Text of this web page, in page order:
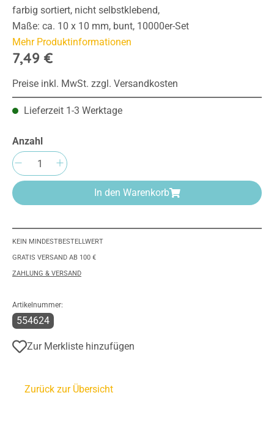
farbig sortiert, nicht selbstklebend,
Maße: ca. 10 x 10 mm, bunt, 10000er-Set
Mehr Produktinformationen
7,49 €
Preise inkl. MwSt. zzgl. Versandkosten
Lieferzeit 1-3 Werktage
Anzahl
Produkt Anzahl: Gib den gewünschten
In den Warenkorb
KEIN MINDESTBESTELLWERT
GRATIS VERSAND AB 100 €
ZAHLUNG & VERSAND
Artikelnummer:
554624
Zur Merkliste hinzufügen
Zurück zur Übersicht